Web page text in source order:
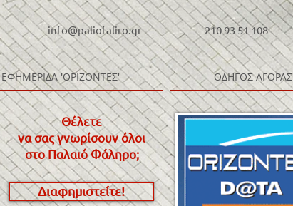
info@paliofaliro.gr 210 93 51 108
ΕΦΗΜΕΡΙΔΑ 'ΟΡΙΖΟΝΤΕΣ' ΟΔΗΓΟΣ ΑΓΟΡΑΣ
Θέλετε
να σας γνωρίσουν όλοι
στο Παλαιό Φάληρο;
Διαφημιστείτε!